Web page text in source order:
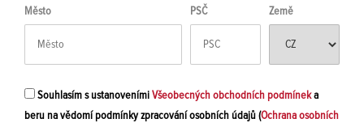
Město PSČ Země
Souhlasím s ustanoveními Všeobecných obchodních podmíneka
beru na vědomí podmínky zpracování osobních údajů (Ochrana osobních